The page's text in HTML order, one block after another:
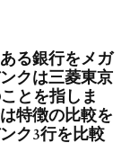
る銀行をメガ
クは三菱東京
とを指しま
特徴の比較を
ク3行を比較